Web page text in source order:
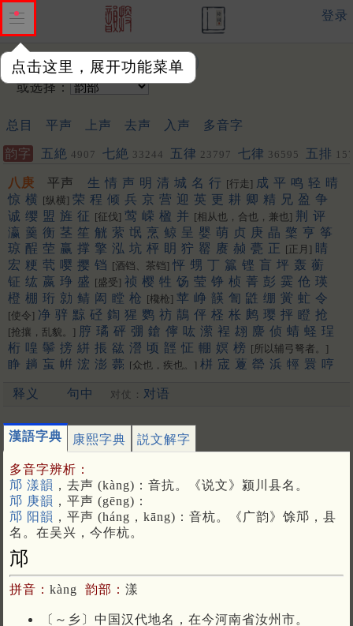
点击这里，展开功能菜单
登录
输入韵字：
或选择：
总目 平声 上声 去声 入声 多音字
韵字 五絶 4907 七絶 33244 五律 23797 七律 36595 五排
452
八庚 平声 生 情 声 明 清 城 名 行 [行走] 成 平 鸣 轻 晴
惊 横 [纵横] 荣 程 倾 兵 京 营 迎 英 更 耕 卿 精 兄 盈 争
诚 缨 盟 旌 征 [征伐] 莺 嵘 楹 并 [相从也，合也，兼也] 荆 评
瀛 羹 衡 茎 笙 觥 萦 氓 烹 鲸 呈 婴 萌 贞 庚 晶 檠 亨 筝
琼 酲 茔 赢 撑 擎 泓 坑 枰 眀 狞 罂 赓 赪 甍 正 [正月] 睛
宏 粳 茕 嘤 撄 铛 [酒铛、茶铛] 怦 甥 丁 籯 铿 盲 坪 轰 蘅
钲 纮 嬴 琤 盛 [盛受] 祯 樱 牲 饧 莹 铮 桢 菁 彭 霙 伧 瑛
橙 棚 珩 勍 鲭 闳 瞠 枪 [欃枪] 苹 峥 韺 訇 鼪 绷 黉 虻 令
[使令] 净 骍 黥 硁 鍧 猩 鹦 祊 鶄 伻 柽 枨 鹒 璎 抨 瞪 抢
[抢攘，乱貌。] 脝 璚 砰 弸 鎗 儜 吰 潆 裎 翃 麖 侦 蜻 蛏 珵
桁 喤 鬡 搒 絣 掁 谹 瀯 顷 䪫 怔 輣 嫇 榜 [所以辅弓弩者。]
睁 趟 䖟 帲 浤 澎 薨 [众也，疾也。] 栟 宬 藑 罃 浜 牼 睘 哼
䬝 䃘 洴 狰 夐 筬 䄇 䦕
郕 锳 狌 竑 閍 佂 瀴 鶁 眳 鑅 脭
䉚 麠 諻 峸 䝼 䍔 嚝 䆖 醟 䟓 㨕
䞓
宖 [更多…]
释义 句中 对仗： 对语
漢語字典 康熙字典 説文解字
多音字辨析：
邟 漾韻 ，去声 (kàng)：音抗。《说文》颍川县名。
邟 庚韻 ，平声 (gēng)：
邟 阳韻 ，平声 (háng，kāng)：音杭。《广韵》馀邟，县
名。在吴兴，今作杭。
邟
拼音： kàng 韵部： 漾
〔～乡〕中国汉代地名，在今河南省汝州市。